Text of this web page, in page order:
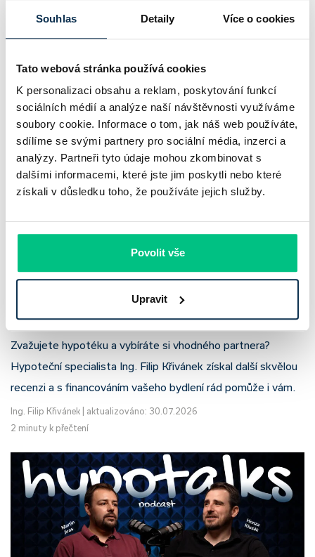
Souhlas Detaily Více o cookies
Tato webová stránka používá cookies
K personalizaci obsahu a reklam, poskytování funkcí
sociálních médií a analýze naší návštěvnosti využíváme
soubory cookie. Informace o tom, jak náš web používáte,
sdílíme se svými partnery pro sociální média, inzerci a
analýzy. Partneři tyto údaje mohou zkombinovat s
dalšími informacemi, které jste jim poskytli nebo které
získali v důsledku toho, že používáte jejich služby.
Povolit vše
Upravit
bankovního trhu. Na jedné straně jí podle zadaného rámce
rostly úvěry a…
Pavel Pohanka |aktualizováno: 31.07.2026
Filip Křivánek, klient: Tomáš B.
Zvažujete hypotéku a vybíráte si vhodného partnera?
Hypoteční specialista Ing. Filip Křivánek získal další skvělou
recenzi a s financováním vašeho bydlení rád pomůže i vám.
Ing. Filip Křivánek
aktualizováno: 30.07.2026
2 minuty k přečtení